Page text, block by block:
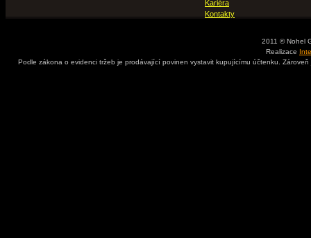
Kariéra
Kontakty
2011 © Nohel
Realizace
Podle zákona o evidenci tržeb je prodávající povinen vystavit kupujícímu účtenku.